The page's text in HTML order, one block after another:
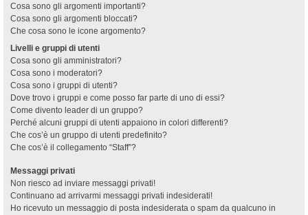
Cosa sono gli argomenti importanti?
Cosa sono gli argomenti bloccati?
Che cosa sono le icone argomento?
Livelli e gruppi di utenti
Cosa sono gli amministratori?
Cosa sono i moderatori?
Cosa sono i gruppi di utenti?
Dove trovo i gruppi e come posso far parte di uno di essi?
Come divento leader di un gruppo?
Perché alcuni gruppi di utenti appaiono in colori differenti?
Che cos’è un gruppo di utenti predefinito?
Che cos’è il collegamento “Staff”?
Messaggi privati
Non riesco ad inviare messaggi privati!
Continuano ad arrivarmi messaggi privati indesiderati!
Ho ricevuto un messaggio di posta indesiderata o spam da qualcuno in